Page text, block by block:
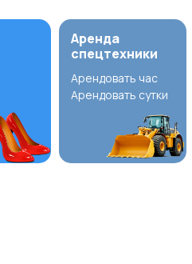
Аренда
спецтехники
Арендовать час
Арендовать сутки